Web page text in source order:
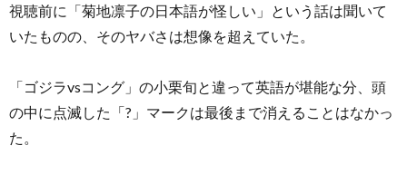
視聴前に「菊地凛子の日本語が怪しい」という話は聞いて
いたものの、そのヤバさは想像を超えていた。
「ゴジラvsコング」の小栗旬と違って英語が堪能な分、頭
の中に点滅した「?」マークは最後まで消えることはなかっ
た。